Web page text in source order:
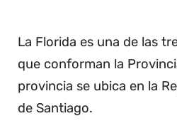
La Florida es una de las
que conforman la
provincia se ubica en la
de Santiago.